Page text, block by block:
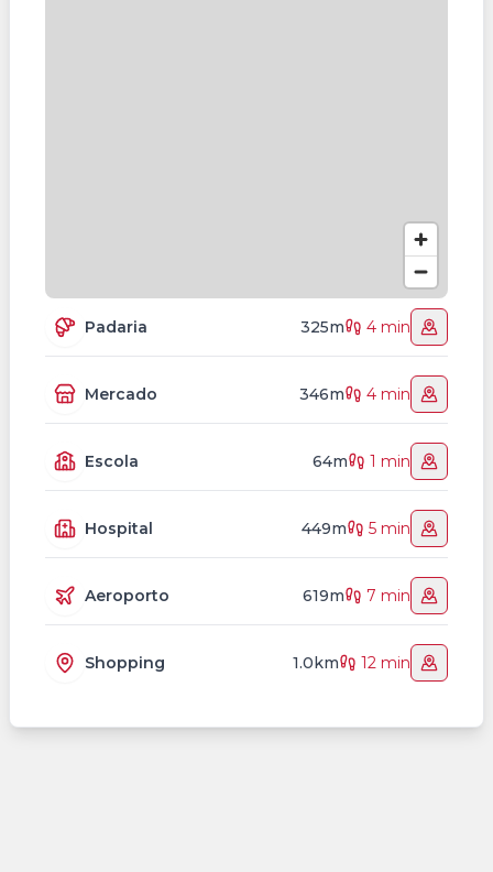
Padaria 325m 4 min
Mercado 346m 4 min
Escola 64m 1 min
Hospital 449m 5 min
Aeroporto 619m 7 min
Shopping 1.0km 12 min